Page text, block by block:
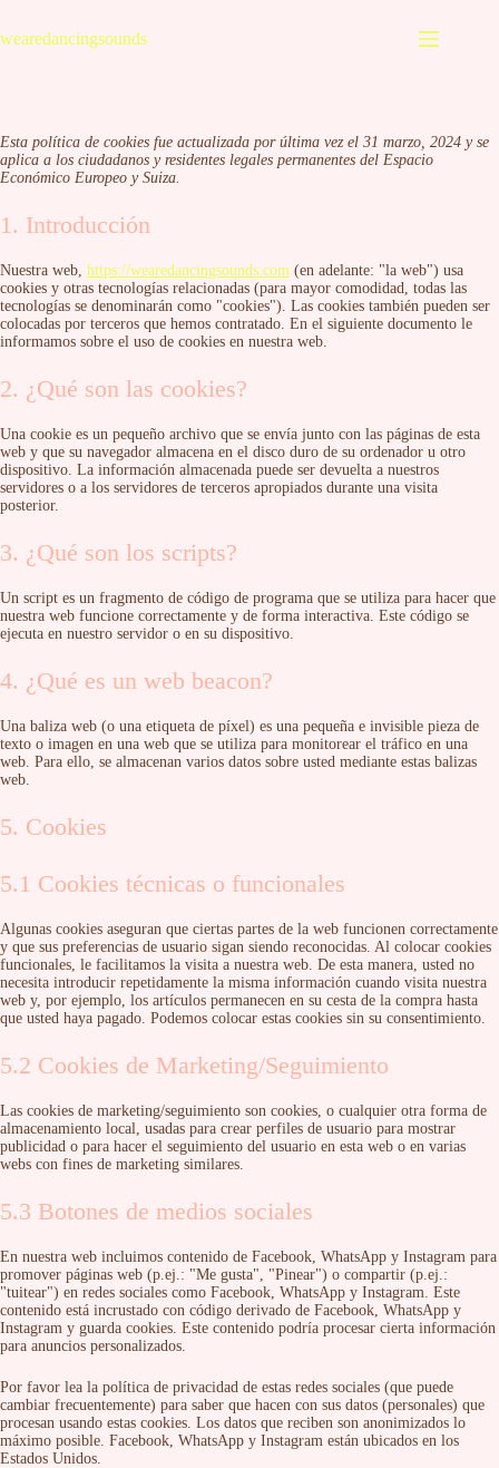
content
wearedancingsounds
Esta política de cookies fue actualizada por última vez el 31 marzo, 2024 y se
aplica a los ciudadanos y residentes legales permanentes del Espacio
Económico Europeo y Suiza.
1. Introducción
Nuestra web, https://wearedancingsounds.com (en adelante: "la web") usa
cookies y otras tecnologías relacionadas (para mayor comodidad, todas las
tecnologías se denominarán como "cookies"). Las cookies también pueden ser
colocadas por terceros que hemos contratado. En el siguiente documento le
informamos sobre el uso de cookies en nuestra web.
2. ¿Qué son las cookies?
Una cookie es un pequeño archivo que se envía junto con las páginas de esta
web y que su navegador almacena en el disco duro de su ordenador u otro
dispositivo. La información almacenada puede ser devuelta a nuestros
servidores o a los servidores de terceros apropiados durante una visita
posterior.
3. ¿Qué son los scripts?
Un script es un fragmento de código de programa que se utiliza para hacer que
nuestra web funcione correctamente y de forma interactiva. Este código se
ejecuta en nuestro servidor o en su dispositivo.
4. ¿Qué es un web beacon?
Una baliza web (o una etiqueta de píxel) es una pequeña e invisible pieza de
texto o imagen en una web que se utiliza para monitorear el tráfico en una
web. Para ello, se almacenan varios datos sobre usted mediante estas balizas
web.
5. Cookies
5.1 Cookies técnicas o funcionales
Algunas cookies aseguran que ciertas partes de la web funcionen correctamente
y que sus preferencias de usuario sigan siendo reconocidas. Al colocar cookies
funcionales, le facilitamos la visita a nuestra web. De esta manera, usted no
necesita introducir repetidamente la misma información cuando visita nuestra
web y, por ejemplo, los artículos permanecen en su cesta de la compra hasta
que usted haya pagado. Podemos colocar estas cookies sin su consentimiento.
5.2 Cookies de Marketing/Seguimiento
Las cookies de marketing/seguimiento son cookies, o cualquier otra forma de
almacenamiento local, usadas para crear perfiles de usuario para mostrar
publicidad o para hacer el seguimiento del usuario en esta web o en varias
webs con fines de marketing similares.
5.3 Botones de medios sociales
En nuestra web incluimos contenido de Facebook, WhatsApp y Instagram para
promover páginas web (p.ej.: "Me gusta", "Pinear") o compartir (p.ej.:
"tuitear") en redes sociales como Facebook, WhatsApp y Instagram. Este
contenido está incrustado con código derivado de Facebook, WhatsApp y
Instagram y guarda cookies. Este contenido podría procesar cierta información
para anuncios personalizados.
Por favor lea la política de privacidad de estas redes sociales (que puede
cambiar frecuentemente) para saber que hacen con sus datos (personales) que
procesan usando estas cookies. Los datos que reciben son anonimizados lo
máximo posible. Facebook, WhatsApp y Instagram están ubicados en los
Estados Unidos.